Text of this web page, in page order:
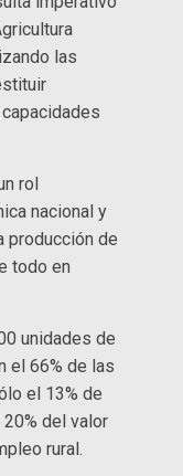
las
rol
nacional y
producción de
todo en
unidades de
el 66% de las
el 13% de
del valor
rural.